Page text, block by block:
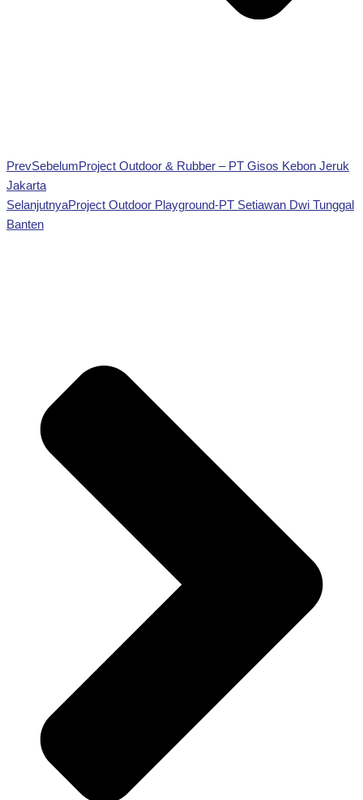
PrevSebelumProject Outdoor & Rubber – PT Gisos Kebon Jeruk
Jakarta
SelanjutnyaProject Outdoor Playground-PT Setiawan Dwi Tunggal
Banten